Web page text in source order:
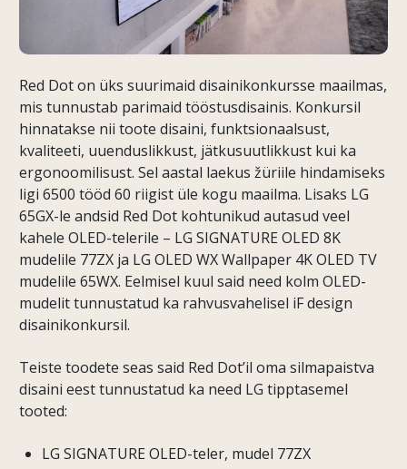
Red Dot on üks suurimaid disainikonkursse maailmas,
mis tunnustab parimaid tööstusdisainis. Konkursil
hinnatakse nii toote disaini, funktsionaalsust,
kvaliteeti, uuenduslikkust, jätkusuutlikkust kui ka
ergonoomilisust. Sel aastal laekus žüriile hindamiseks
ligi 6500 tööd 60 riigist üle kogu maailma. Lisaks LG
65GX-le andsid Red Dot kohtunikud autasud veel
kahele OLED-telerile – LG SIGNATURE OLED 8K
mudelile 77ZX ja LG OLED WX Wallpaper 4K OLED TV
mudelile 65WX. Eelmisel kuul said need kolm OLED-
mudelit tunnustatud ka rahvusvahelisel iF design
disainikonkursil.
Teiste toodete seas said Red Dot’il oma silmapaistva
disaini eest tunnustatud ka need LG tipptasemel
tooted:
LG SIGNATURE OLED-teler, mudel 77ZX